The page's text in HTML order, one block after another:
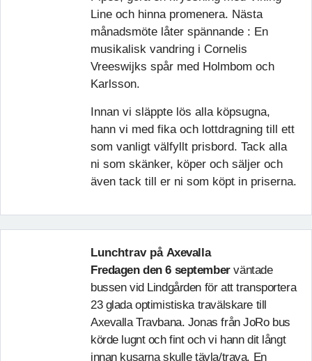
Line och hinna promenera. Nästa
månadsmöte låter spännande : En
musikalisk vandring i Cornelis
Vreeswijks spår med Holmbom och
Karlsson.
Innan vi släppte lös alla köpsugna,
hann vi med fika och lottdragning till ett
som vanligt välfyllt prisbord. Tack alla
ni som skänker, köper och säljer och
även tack till er ni som köpt in priserna.
Lunchtrav påAxevalla
Fredagen den 6 septemberväntade
bussen vid Lindgården för att transportera
23 glada optimistiska travälskare till
Axevalla Travbana. Jonas från JoRo bus
körde lugnt och fint och vi hann dit långt
innan kusarna skulle tävla/trava. En